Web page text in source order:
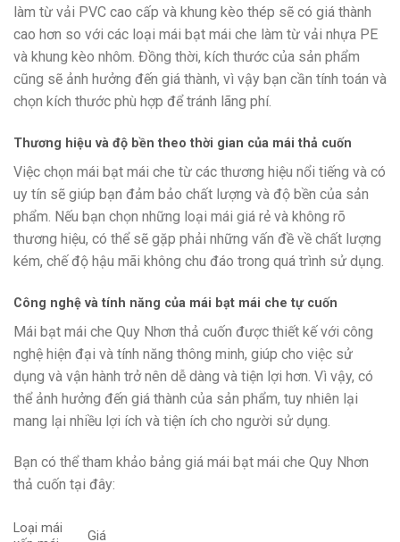
làm từ vải PVC cao cấp và khung kèo thép sẽ có giá thành
cao hơn so với các loại mái bạt mái che làm từ vải nhựa PE
và khung kèo nhôm. Đồng thời, kích thước của sản phẩm
cũng sẽ ảnh hưởng đến giá thành, vì vậy bạn cần tính toán và
chọn kích thước phù hợp để tránh lãng phí.
Thương hiệu và độ bền theo thời gian của mái thả cuốn
Việc chọn mái bạt mái che từ các thương hiệu nổi tiếng và có
uy tín sẽ giúp bạn đảm bảo chất lượng và độ bền của sản
phẩm. Nếu bạn chọn những loại mái giá rẻ và không rõ
thương hiệu, có thể sẽ gặp phải những vấn đề về chất lượng
kém, chế độ hậu mãi không chu đáo trong quá trình sử dụng.
Công nghệ và tính năng của mái bạt mái che tự cuốn
Mái bạt mái che Quy Nhơn thả cuốn được thiết kế với công
nghệ hiện đại và tính năng thông minh, giúp cho việc sử
dụng và vận hành trở nên dễ dàng và tiện lợi hơn. Vì vậy, có
thể ảnh hưởng đến giá thành của sản phẩm, tuy nhiên lại
mang lại nhiều lợi ích và tiện ích cho người sử dụng.
Bạn có thể tham khảo bảng giá mái bạt mái che Quy Nhơn
thả cuốn tại đây:
Loại mái
Giá